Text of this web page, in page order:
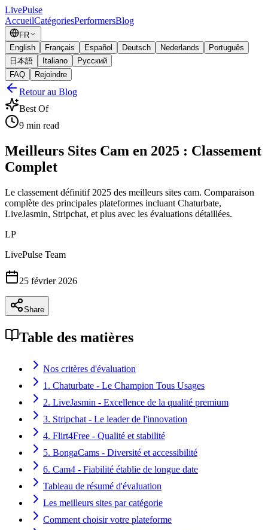
LivePulse
AccueilCatégoriesPerformersBlog
FR
English
Français Español Deutsch Nederlands
Português
日本語
Italiano
Русский
FAQ
Rejoindre
Retour au Blog
Best Of
9 min read
Meilleurs Sites Cam en 2025 : Classement
Complet
Le classement définitif 2025 des meilleurs sites cam. Comparaison
complète des principales plateformes incluant Chaturbate,
LiveJasmin, Stripchat, et plus avec les évaluations détaillées.
LP
LivePulse Team
25 février 2026
Share
Table des matières
Nos critères d'évaluation
1. Chaturbate - Le Champion Tous Usages
2. LiveJasmin - Excellence de la qualité premium
3. Stripchat - Le leader de l'innovation
4. Flirt4Free - Qualité et stabilité
5. BongaCams - Diversité et accessibilité
6. Cam4 - Fiabilité établie de longue date
Tableau de résumé d'évaluation
Les meilleurs sites par catégorie
Comment choisir votre plateforme